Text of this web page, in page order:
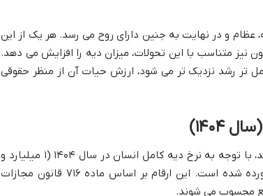
و در نهایت به جنین دارای روح می رسد. هر یک از این
نیز متناسب با این تحولات، میزان دیه را افزایش می دهد.
تر رشد نزدیک تر می شود، ارزش حیات آن از منظر حقوقی
در جدول زیر، میزان دیه سقط جنین در مراحل مختلف رشد، با توجه به نرخ دیه کامل انسان در سال ۱۴۰۴ (۱ میلیارد و
۶۰۰ میلیون تومان برای ماه های غیرحرام)، به تفصیل آورده شده است. این ارقام بر اساس ماده ۷۱۶ قانون مجازات
محسوب می شوند.